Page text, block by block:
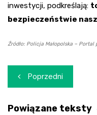
inwestycji, podkreślają:
bezpieczeństwie
Źródło: Policja Małopolska –
Nawigacja
wpisu
Poprzedni
Powiązane teksty